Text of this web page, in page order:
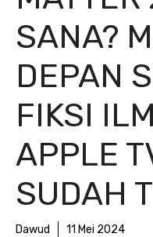
SANA?
DEPAN
FIKSI
APPLE
SUDAH
Dawud 11 Mei 2024